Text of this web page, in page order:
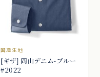
国産生地
[ギザ] 岡山デニム-ブルー
#2022